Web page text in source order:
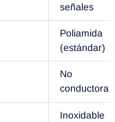
señales
Poliamida
(estándar)
No
conductora
Inoxidable